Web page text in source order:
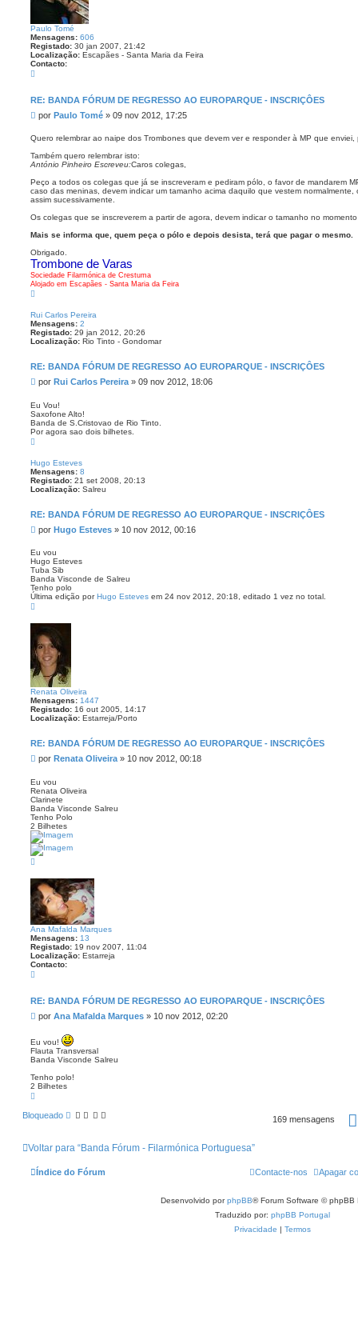
Paulo Tomé
Mensagens: 606
Registado: 30 jan 2007, 21:42
Localização: Escapães - Santa Maria da Feira
Contacto:
t
c
P
u
l
T
o
m
RE: BANDA FÓRUM DE REGRESSO AO EUROPARQUE - INSCRIÇÔES
M
n
a
g
e
m
por Paulo Tomé » 09 nov 2012, 17:25
Quero relembrar ao naipe dos Trombones que devem ver e responder à MP que
Também quero relembrar isto:
António Pinheiro Escreveu:Caros colegas,
Peço a todos os colegas que já se inscreveram e pediram pólo, o favor de mandarem
caso das meninas, devem indicar um tamanho acima daquilo que vestem
assim sucessivamente.
Os colegas que se inscreverem a partir de agora, devem indicar o tamanho no
Mais se informa que, quem peça o pólo e depois desista, terá que pagar o mesmo.
Obrigado.
Trombone de Varas
Sociedade Filarmónica de Crestuma
Alojado em Escapães - Santa Maria da Feira
o
Rui Carlos Pereira
Mensagens: 2
Registado: 29 jan 2012, 20:26
Localização: Rio Tinto - Gondomar
RE: BANDA FÓRUM DE REGRESSO AO EUROPARQUE - INSCRIÇÔES
M
n
s
a
g
m
por Rui Carlos Pereira » 09 nov 2012, 18:06
Eu Vou!
Saxofone Alto!
Banda de S.Cristovao de Rio Tinto.
Por agora sao dois bilhetes.
o
Hugo Esteves
Mensagens: 8
Registado: 21 set 2008, 20:13
Localização: Salreu
RE: BANDA FÓRUM DE REGRESSO AO EUROPARQUE - INSCRIÇÔES
M
n
s
a
g
e
por Hugo Esteves » 10 nov 2012, 00:16
Eu vou
Hugo Esteves
Tuba Sib
Banda Visconde de Salreu
Tenho polo
Última edição porHugo Esteves em 24 nov 2012, 20:18, editado 1 vez no total.
p
Renata Oliveira
Mensagens: 1447
Registado: 16 out 2005, 14:17
Localização: Estarreja/Porto
RE: BANDA FÓRUM DE REGRESSO AO EUROPARQUE - INSCRIÇÔES
M
n
s
a
g
e
m
por Renata Oliveira » 10 nov 2012, 00:18
Eu vou
Renata Oliveira
Clarinete
Banda Visconde Salreu
Tenho Polo
2 Bilhetes
p
o
Ana Mafalda Marques
Mensagens: 13
Registado: 19 nov 2007, 11:04
Localização: Estarreja
Contacto:
t
c
A
n
a
a
d
a
r
u
e
RE: BANDA FÓRUM DE REGRESSO AO EUROPARQUE - INSCRIÇÔES
M
s
a
e
por Ana Mafalda Marques » 10 nov 2012, 02:20
Eu vou!
Flauta Transversal
Banda Visconde Salreu
Tenho polo!
2 Bilhetes
o
Bloqueado 169 mensagens
Voltar para “Banda Fórum - Filarmónica Portuguesa”
Índice do Fórum Apagar
Contacte-nos
Desenvolvido porphpBB® Forum Software © phpBB
Traduzido por: phpBB Portugal
Privacidade | Termos